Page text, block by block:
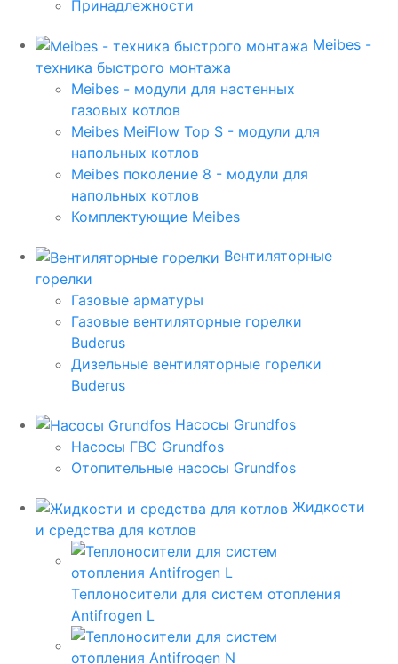
Принадлежности
Meibes -
техника быстрого монтажа
Meibes - модули для настенных
газовых котлов
Meibes MeiFlow Top S - модули для
напольных котлов
Meibes поколение 8 - модули для
напольных котлов
Комплектующие Meibes
Вентиляторные
горелки
Газовые арматуры
Газовые вентиляторные горелки
Buderus
Дизельные вентиляторные горелки
Buderus
Насосы Grundfos
Насосы ГВС Grundfos
Отопительные насосы Grundfos
Жидкости
и средства для котлов
Теплоносители для систем отопления
Antifrogen L